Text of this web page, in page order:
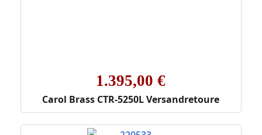
1.395,00 €
Carol Brass CTR-5250L Versandretoure